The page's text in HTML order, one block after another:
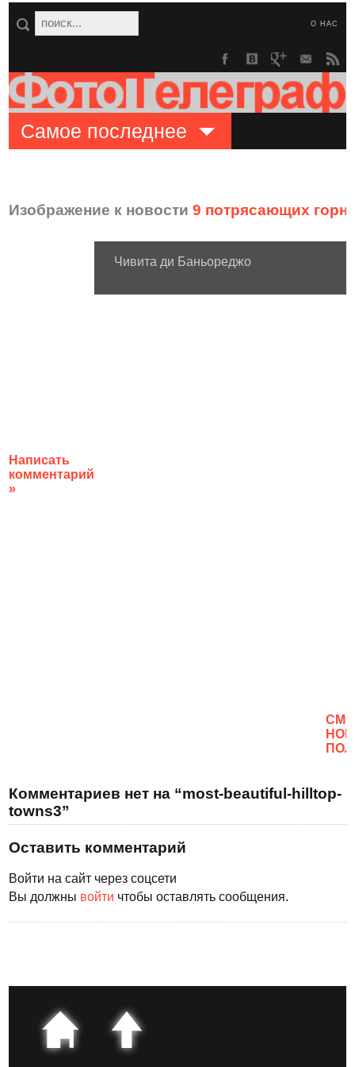
О НАС
Самое последнее
Изображение к новости9 потрясающих
Написать
комментарий
»
Чивита ди Баньореджо
Комментариев нет на “most-beautiful-hilltop-
towns3”
Оставить комментарий
Войти на сайт через соцсети
Вы должны войти чтобы оставлять сообщения.